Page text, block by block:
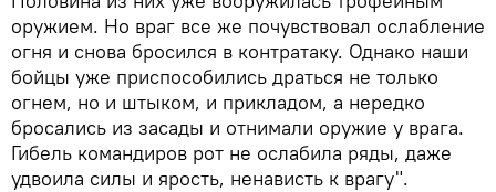
оружием. Но враг все же почувствовал ослабление
огня и снова бросился в контратаку. Однако наши
бойцы уже приспособились драться не только
огнем, но и штыком, и прикладом, а нередко
бросались из засады и отнимали оружие у врага.
Гибель командиров рот не ослабила ряды, даже
удвоила силы и ярость, ненависть к врагу".